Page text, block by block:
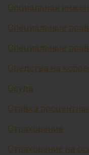
Социальная
Специальные
Специальные
Средства на
Ссуда
Ставка
Страхование
Страхование на